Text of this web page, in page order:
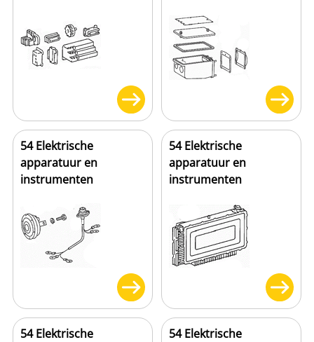
54 Elektrische
apparatuur en
instrumenten
54 Elektrische
apparatuur en
instrumenten
54 Elektrische
54 Elektrische